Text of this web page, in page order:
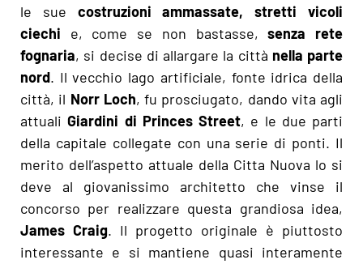
le sue costruzioni ammassate, stretti vicoli
ciechi e, come se non bastasse,senza rete
fognaria, si decise di allargare la città nella parte
nord. Il vecchio lago artificiale, fonte idrica della
città, il Norr Loch, fu prosciugato, dando vita agli
attualiGiardini di Princes Street, e le due parti
della capitale collegate con una serie di ponti. Il
merito dell’aspetto attuale della Citta Nuova lo si
deve al giovanissimo architetto che vinse il
concorso per realizzare questa grandiosa idea,
James Craig. Il progetto originale è piuttosto
interessante e si mantiene quasi interamente